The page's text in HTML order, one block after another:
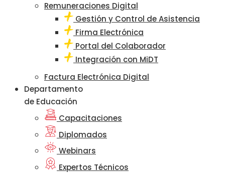
Remuneraciones Digital
Gestión y Control de Asistencia
Firma Electrónica
Portal del Colaborador
Integración con MiDT
Factura Electrónica Digital
Departamento
de Educación
Capacitaciones
Diplomados
Webinars
Expertos Técnicos